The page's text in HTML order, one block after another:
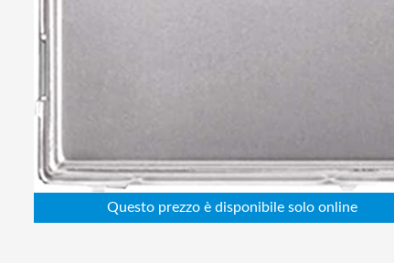
Cablaggio
Elettronica
Edilizia